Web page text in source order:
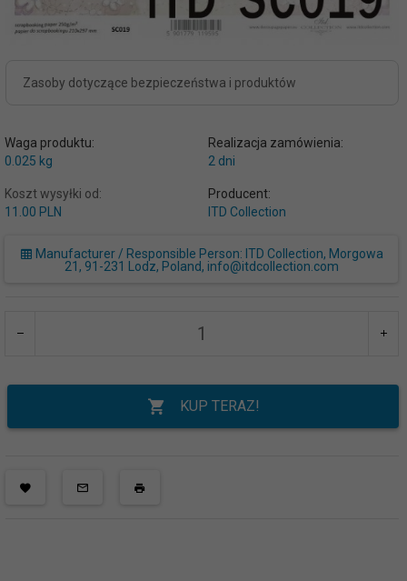
Zasoby dotyczące bezpieczeństwa i produktów
Waga produktu:
0.025 kg
Realizacja zamówienia:
2 dni
Koszt wysyłki od:
11.00 PLN
Producent:
ITD Collection
Manufacturer / Responsible Person: ITD Collection, Morgowa
21, 91-231 Lodz, Poland, info@itdcollection.com
KUP TERAZ!